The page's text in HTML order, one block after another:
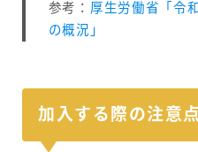
参考： 厚生労働省「令
の概況」
加入する際の注意点